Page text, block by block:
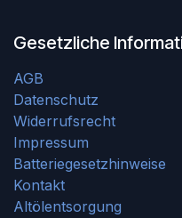
Gesetzliche
AGB
Datenschutz
Widerrufsrecht
Impressum
Batteriegesetzhinweise
Kontakt
Altölentsorgung